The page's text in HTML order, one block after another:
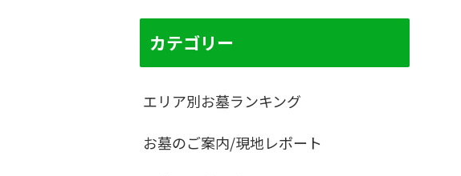
カテゴリー
エリア別お墓ランキング
お墓のご案内/現地レポート